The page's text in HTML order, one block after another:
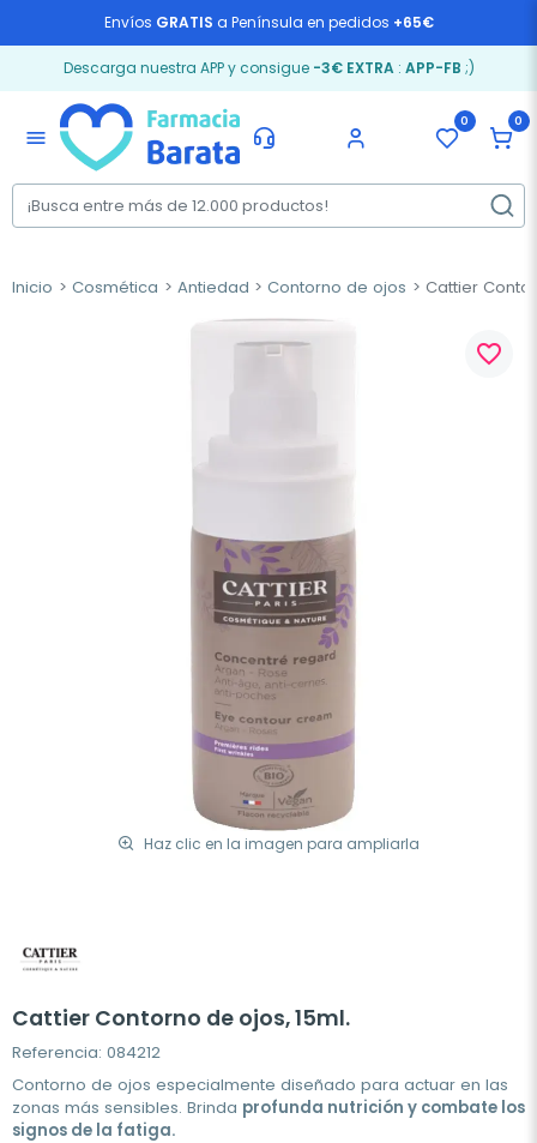
Envíos GRATIS a Península en pedidos +65€
Descarga nuestra APP y consigue -3€ EXTRA: APP-FB ;)
menu
0 0
Inicio Cosmética Antiedad Contorno de ojos Cattier
Haz clic en la imagen para ampliarla
favorite_border
Cattier Contorno de ojos, 15ml.
Referencia: 084212
Contorno de ojos especialmente diseñado para actuar en las
zonas más sensibles. Brinda profunda nutrición y combate los
signos de la fatiga.